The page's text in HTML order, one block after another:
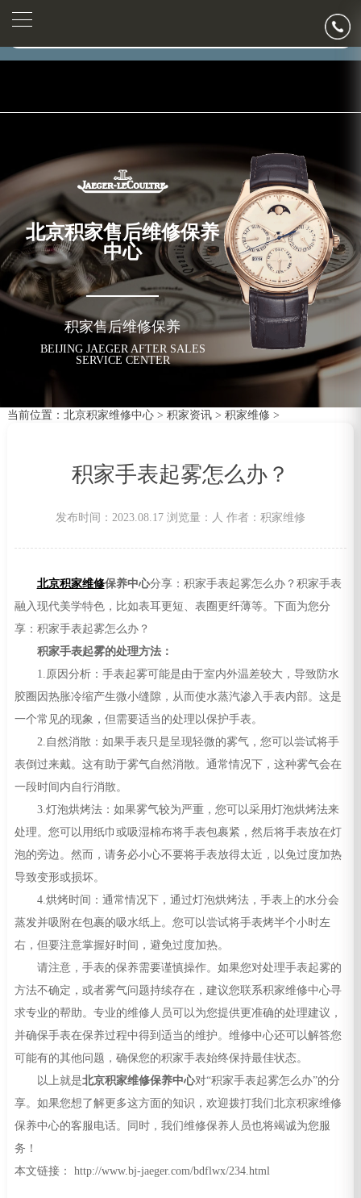
▲
▼
2026年7月积家售后服务中心最新网点地址：
节假日正常营业！
北京积家售后维修保养
中心
积家售后维修保养
BEIJING JAEGER AFTER SALES
SERVICE CENTER
当前位置： 北京积家维修中心> 积家资讯> 积家维修 >
积家手表起雾怎么办？
发布时间：2023.08.17 浏览量： 人 作者：积家维修
北京积家维修保养中心分享：积家手表起雾怎么办？积家手表
融入现代美学特色，比如表耳更短、表圈更纤薄等。下面为您分
享：积家手表起雾怎么办？
积家手表起雾的处理方法：
1.原因分析：手表起雾可能是由于室内外温差较大，导致防水
胶圈因热胀冷缩产生微小缝隙，从而使水蒸汽渗入手表内部。这是
一个常见的现象，但需要适当的处理以保护手表。
2.自然消散：如果手表只是呈现轻微的雾气，您可以尝试将手
表倒过来戴。这有助于雾气自然消散。通常情况下，这种雾气会在
一段时间内自行消散。
3.灯泡烘烤法：如果雾气较为严重，您可以采用灯泡烘烤法来
处理。您可以用纸巾或吸湿棉布将手表包裹紧，然后将手表放在灯
泡的旁边。然而，请务必小心不要将手表放得太近，以免过度加热
导致变形或损坏。
4.烘烤时间：通常情况下，通过灯泡烘烤法，手表上的水分会
蒸发并吸附在包裹的吸水纸上。您可以尝试将手表烤半个小时左
右，但要注意掌握好时间，避免过度加热。
请注意，手表的保养需要谨慎操作。如果您对处理手表起雾的
方法不确定，或者雾气问题持续存在，建议您联系积家维修中心寻
求专业的帮助。专业的维修人员可以为您提供更准确的处理建议，
并确保手表在保养过程中得到适当的维护。维修中心还可以解答您
可能有的其他问题，确保您的积家手表始终保持最佳状态。
以上就是北京积家维修保养中心对“积家手表起雾怎么办”的分
享。如果您想了解更多这方面的知识，欢迎拨打我们北京积家维修
保养中心的客服电话。同时，我们维修保养人员也将竭诚为您服
务！
本文链接： http://www.bj-jaeger.com/bdflwx/234.html